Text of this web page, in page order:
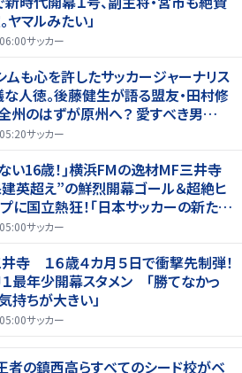
ヤマルみたい」
サッカー
ムも心を許したサッカージャーナリス
な人徳。後藤健生が語る盟友・田村修
州のはずが原州へ？ 愛すべき男
伝説サッカー
い16歳！｣横浜FMの逸材MF三井寺
英超え”の鮮烈開幕ゴール＆超絶ヒ
に国立熱狂！｢日本サッカーの新たな
生した｣
サッカー
寺 １６歳４カ月５日で衝撃先制弾！
最年少開幕スタメン 「勝てなかっ
持ちが大きい」
サッカー
者の鎮西高らすべてのシード校がベ